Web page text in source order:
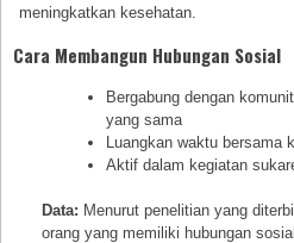
meningkatkan kesehatan.
Cara Membangun Hubungan Sosial
Bergabung dengan
yang sama
Luangkan waktu bersama
Aktif dalam kegiatan
Data: Menurut penelitian yang
orang yang memiliki hubungan